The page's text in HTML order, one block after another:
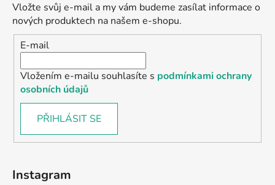
Vložte svůj e-mail a my vám budeme zasílat informace o
nových produktech na našem e-shopu.
E-mail
Vložením e-mailu souhlasíte s podmínkami ochrany
osobních údajů
PŘIHLÁSIT SE
Instagram